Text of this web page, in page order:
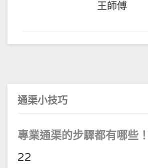
王師傅
通渠小技巧
專業通渠的步驟都有哪些！
22